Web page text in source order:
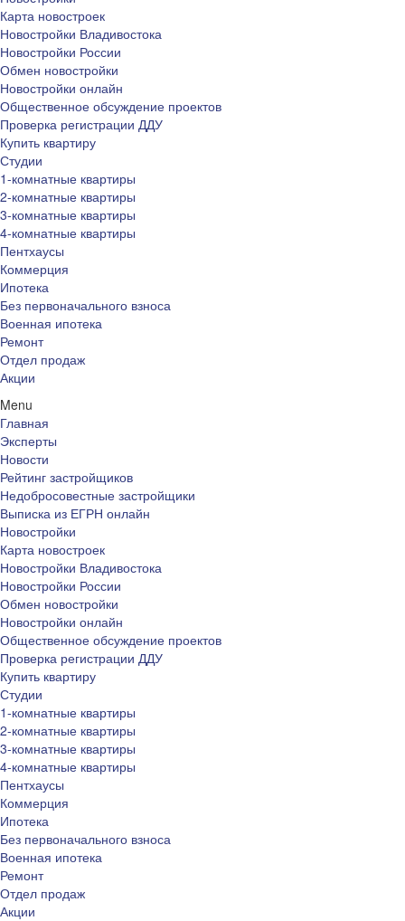
Карта новостроек
Новостройки Владивостока
Новостройки России
Обмен новостройки
Новостройки онлайн
Общественное обсуждение проектов
Проверка регистрации ДДУ
Купить квартиру
Студии
1-комнатные квартиры
2-комнатные квартиры
3-комнатные квартиры
4-комнатные квартиры
Пентхаусы
Коммерция
Ипотека
Без первоначального взноса
Военная ипотека
Ремонт
Отдел продаж
Акции
Menu
Главная
Эксперты
Новости
Рейтинг застройщиков
Недобросовестные застройщики
Выписка из ЕГРН онлайн
Новостройки
Карта новостроек
Новостройки Владивостока
Новостройки России
Обмен новостройки
Новостройки онлайн
Общественное обсуждение проектов
Проверка регистрации ДДУ
Купить квартиру
Студии
1-комнатные квартиры
2-комнатные квартиры
3-комнатные квартиры
4-комнатные квартиры
Пентхаусы
Коммерция
Ипотека
Без первоначального взноса
Военная ипотека
Ремонт
Отдел продаж
Акции